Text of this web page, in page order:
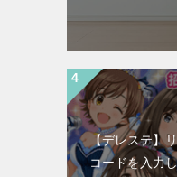
【デレステ】
コードを入力